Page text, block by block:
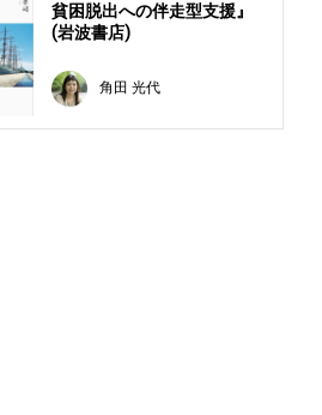
貧困脱出への伴走型支援』
(岩波書店)
角田 光代